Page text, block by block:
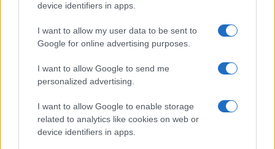
device identifiers in apps.
I want to allow my user data to be sent to
Google for online advertising purposes.
I want to allow Google to send me
personalized advertising.
I want to allow Google to enable storage
related to analytics like cookies on web or
device identifiers in apps.